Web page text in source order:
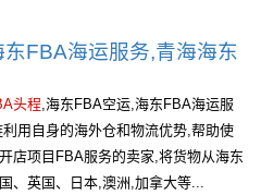
东FBA海运服务,青海海东
头程,海东FBA空运,海东FBA海运服
用自身的海外仓和物流优势,帮助使
店项目FBA服务的卖家,将货物从海东
、英国、日本,澳洲,加拿大等...